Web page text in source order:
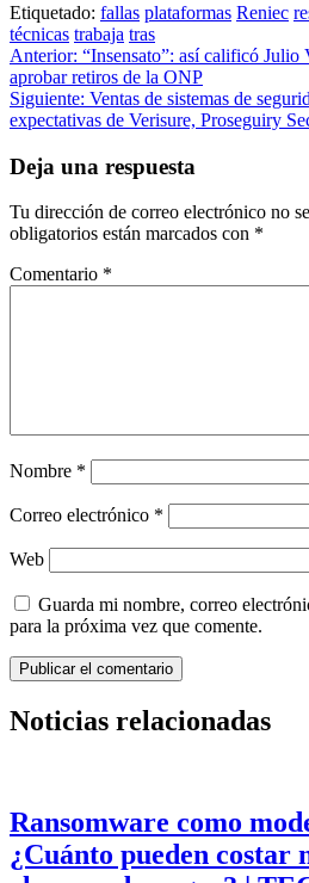
Etiquetado: fallas plataformas Reniec
técnicas trabaja tras
Navegación
de
entradas
Anterior: “Insensato”: así calificó Julio
aprobar retiros de la ONP
Siguiente: Ventas de sistemas de
expectativas de Verisure, Proseguiry
Deja una respuesta
Tu dirección de correo electrónico no
obligatorios están marcados con *
Comentario *
Nombre *
Correo electrónico *
Web
Guarda mi nombre, correo
para la próxima vez que comente.
Noticias relacionadas
Ransomware como
¿Cuánto pueden costar